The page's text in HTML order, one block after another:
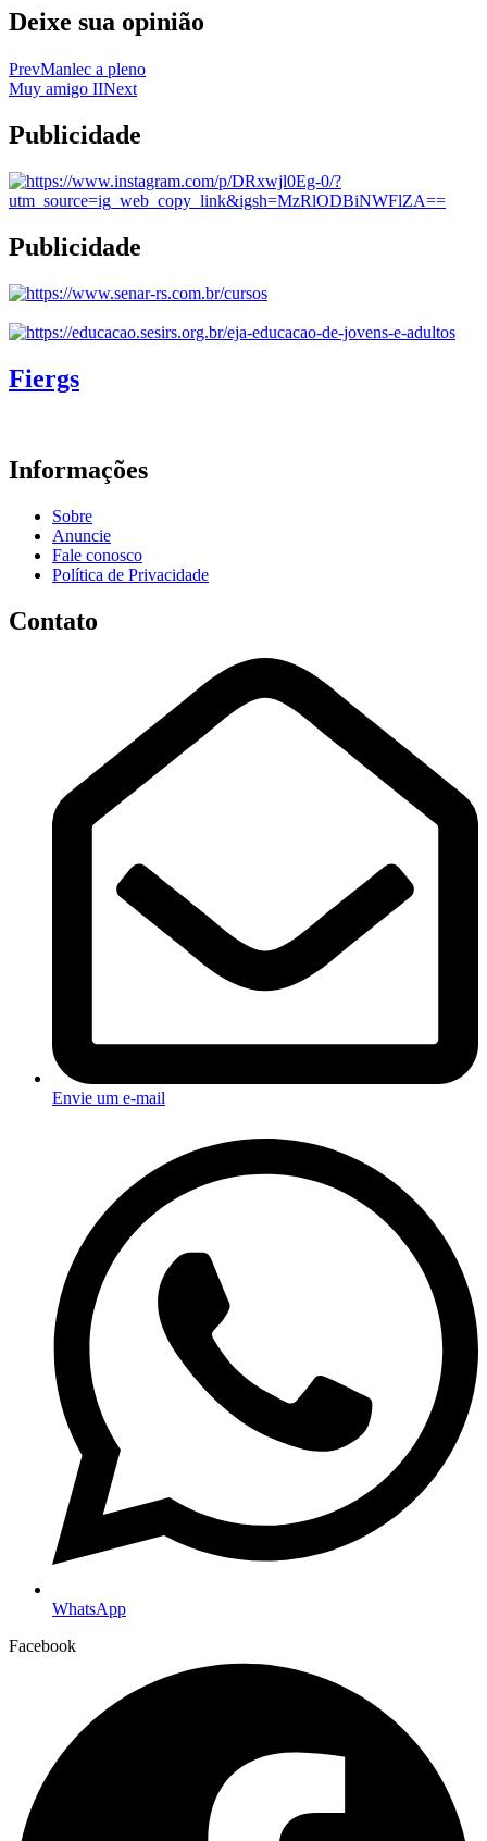
Deixe sua opinião
PrevManlec a pleno
Muy amigo IINext
Publicidade
Publicidade
Fiergs
Informações
Sobre
Anuncie
Fale conosco
Política de Privacidade
Contato
Envie um e-mail
WhatsApp
Facebook